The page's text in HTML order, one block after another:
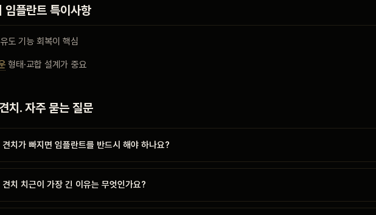
임플란트 특이사항
도 기능 회복이 핵심
형태·교합 설계가 중요
견치. 자주 묻는 질문
견치가 빠지면 임플란트를 반드시 해야 하나요?
견치 치근이 가장 긴 이유는 무엇인가요?